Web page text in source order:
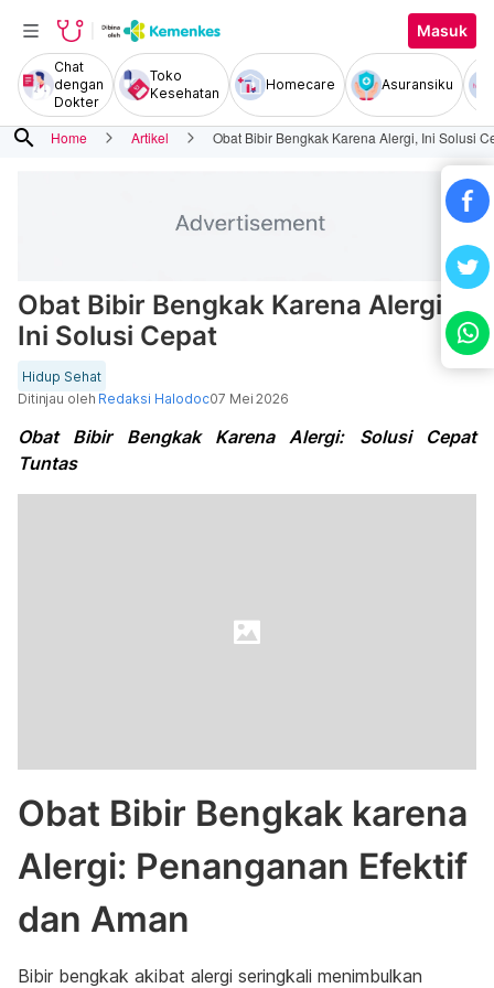
Masuk
Chat
dengan
Dokter
Toko
Kesehatan
Homecare Asuransiku
search Home Artikel Obat Bibir Bengkak Karena Alergi, Ini Solusi
Obat Bibir Bengkak Karena Alergi,
Ini Solusi Cepat
Hidup Sehat
Ditinjau oleh Redaksi Halodoc07 Mei 2026
Obat Bibir Bengkak Karena Alergi: Solusi Cepat
Tuntas
Obat Bibir Bengkak karena
Alergi: Penanganan Efektif
dan Aman
Bibir bengkak akibat alergi seringkali menimbulkan